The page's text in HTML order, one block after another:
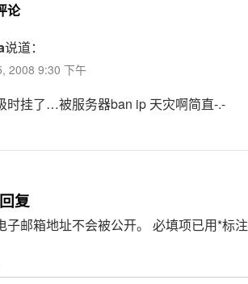
开
）
论
说道：
2008 9:30 下午
时挂了…被服务器ban ip 天灾啊简直-.-
复
子邮箱地址不会被公开。 必填项已用*标注